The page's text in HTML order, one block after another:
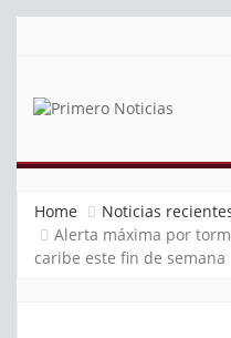
Home
Noticias
Alerta máxima por
caribe este fin de semana